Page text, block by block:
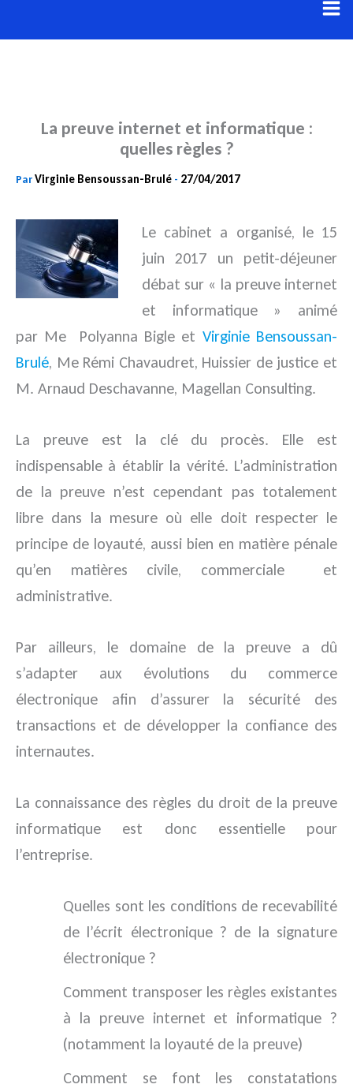
au
La preuve internet et informatique :
quelles règles ?
ParVirginie Bensoussan-Brulé - 27/04/2017
Le cabinet a organisé, le 15
juin 2017 un petit-déjeuner
débat sur « la preuve internet
et informatique » animé
par Me Polyanna Bigle et Virginie Bensoussan-
Brulé, Me Rémi Chavaudret, Huissier de justice et
M. Arnaud Deschavanne, Magellan Consulting.
La preuve est la clé du procès. Elle est
indispensable à établir la vérité. L’administration
de la preuve n’est cependant pas totalement
libre dans la mesure où elle doit respecter le
principe de loyauté, aussi bien en matière pénale
qu’en matières civile, commerciale et
administrative.
Par ailleurs, le domaine de la preuve a dû
s’adapter aux évolutions du commerce
électronique afin d’assurer la sécurité des
transactions et de développer la confiance des
internautes.
La connaissance des règles du droit de la preuve
informatique est donc essentielle pour
l’entreprise.
Quelles sont les conditions de recevabilité
de l’écrit électronique ? de la signature
électronique ?
Comment transposer les règles existantes
à la preuve internet et informatique ?
(notamment la loyauté de la preuve)
Comment se font les constatations